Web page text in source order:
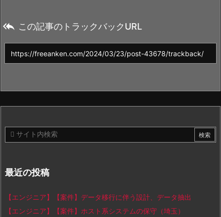
 この記事のトラックバックURL
最近の投稿
【エンジニア】【案件】データ移行に伴う設計、データ抽出
【エンジニア】【案件】ホスト系システムの保守（埼玉）